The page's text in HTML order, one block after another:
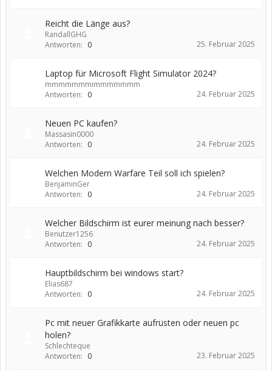
Reicht die Länge aus?
RandallGHG
Antworten: 0 25. Februar 2025
Laptop für Microsoft Flight Simulator 2024?
mmmmmmmimmmmmmm
Antworten: 0 24. Februar 2025
Neuen PC kaufen?
Massasin0000
Antworten: 0 24. Februar 2025
Welchen Modern Warfare Teil soll ich spielen?
BenjaminGer
Antworten: 0 24. Februar 2025
Welcher Bildschirm ist eurer meinung nach besser?
Benutzer1256
Antworten: 0 24. Februar 2025
Hauptbildschirm bei windows start?
Elias687
Antworten: 0 24. Februar 2025
Pc mit neuer Grafikkarte aufrüsten oder neuen pc
holen?
Schlechteque
Antworten: 0 23. Februar 2025